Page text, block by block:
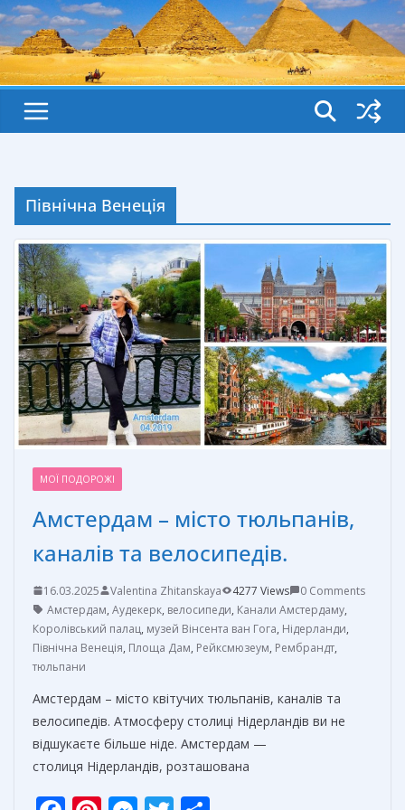
Північна Венеція
МОЇ ПОДОРОЖІ
Амстердам – місто тюльпанів,
каналів та велосипедів.
16.03.2025 Valentina Zhitanskaya 4277 Views
0 Comments
Амстердам, Аудекерк, велосипеди, Канали Амстердаму,
Королівський палац, музей Вінсента ван Гога, Нідерланди,
Північна Венеція, Площа Дам, Рейксмюзеум, Рембрандт,
тюльпани
Амстердам – місто квітучих тюльпанів, каналів та
велосипедів. Атмосферу столиці Нідерландів ви не
відшукаєте більше ніде. Амстердам —
столиця Нідерландів, розташована